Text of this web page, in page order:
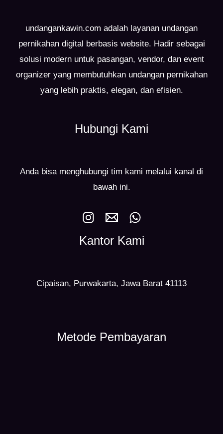
undangankawin.com adalah layanan undangan
pernikahan digital berbasis website. Hadir sebagai
solusi modern untuk pasangan, vendor, dan event
organizer yang membutuhkan undangan pernikahan
yang lebih praktis, elegan, dan efisien.
Hubungi Kami
Anda bisa menghubungi tim kami melalui kanal di
bawah ini.
Kantor Kami
Cipaisan, Purwakarta, Jawa Barat 41113
Metode Pembayaran